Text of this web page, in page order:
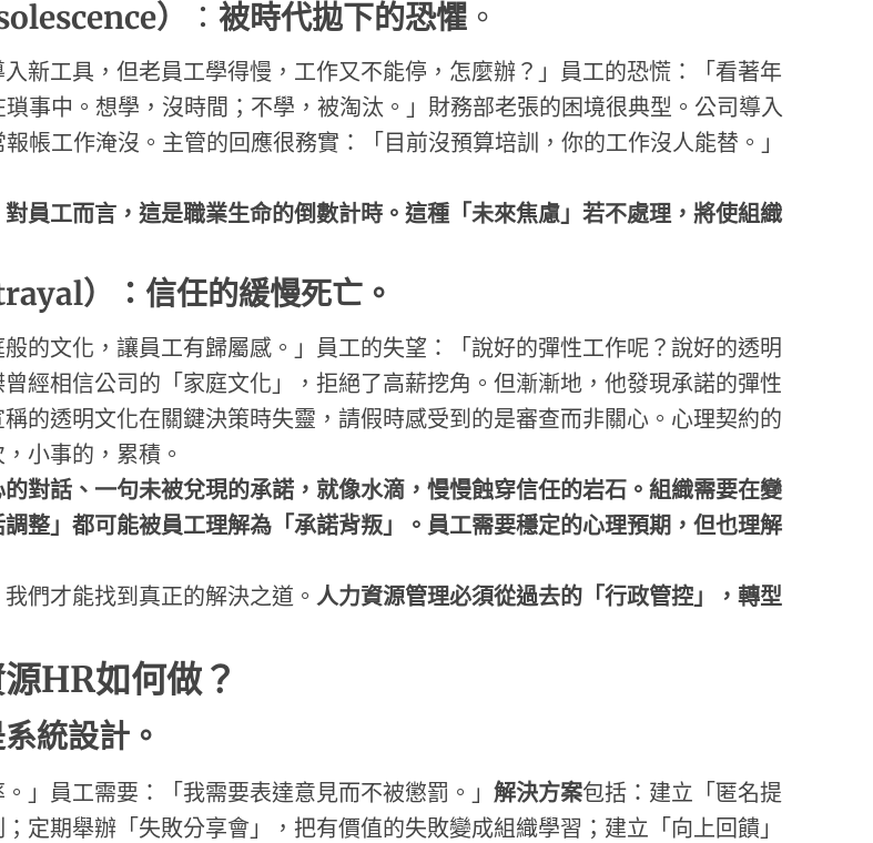
） ： 被時代拋下的恐懼 。
新工具，但老員工學得慢，工作又不能停，怎麼辦？」員工的恐慌：「看著年
事中。想學，沒時間；不學，被淘汰。」財務部老張的困境很典型。公司導入
帳工作淹沒。主管的回應很務實：「目前沒預算培訓，你的工作沒人能替。」
員工而言，這是職業生命的倒數計時。這種「未來焦慮」若不處理，將使組織
） ： 信任的緩慢死亡 。
的文化，讓員工有歸屬感。」員工的失望：「說好的彈性工作呢？說好的透明
經相信公司的「家庭文化」，拒絕了高薪挖角。但漸漸地，他發現承諾的彈性
的透明文化在關鍵決策時失靈，請假時感受到的是審查而非關心。心理契約的
小事的，累積。
對話、一句未被兌現的承諾，就像水滴，慢慢蝕穿信任的岩石。組織需要在變
整」都可能被員工理解為「承諾背叛」。員工需要穩定的心理預期，但也理解
們才能找到真正的解決之道。人力資源管理必須從過去的「行政管控」，轉型
HR如何做？
統設計 。
」員工需要：「我需要表達意見而不被懲罰。」解決方案包括：建立「匿名提
定期舉辦「失敗分享會」，把有價值的失敗變成組織學習；建立「向上回饋」